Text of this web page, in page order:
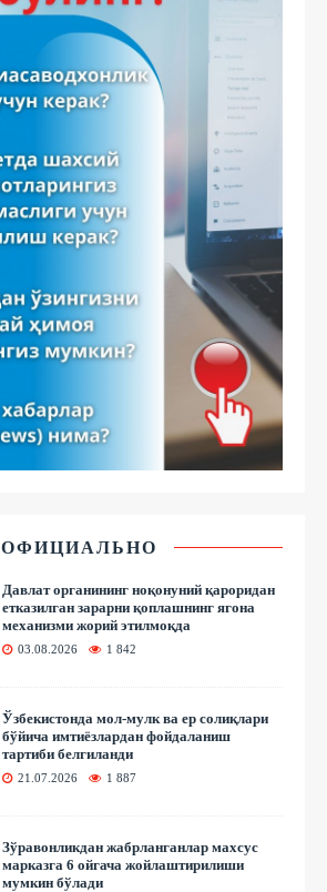
ОФИЦИАЛЬНО
Давлат органининг ноқонуний қароридан
етказилган зарарни қоплашнинг ягона
механизми жорий этилмоқда
03.08.2026 1 842
Ўзбекистонда мол-мулк ва ер солиқлари
бўйича имтиёзлардан фойдаланиш
тартиби белгиланди
21.07.2026 1 887
Зўравонликдан жабрланганлар махсус
марказга 6 ойгача жойлаштирилиши
мумкин бўлади